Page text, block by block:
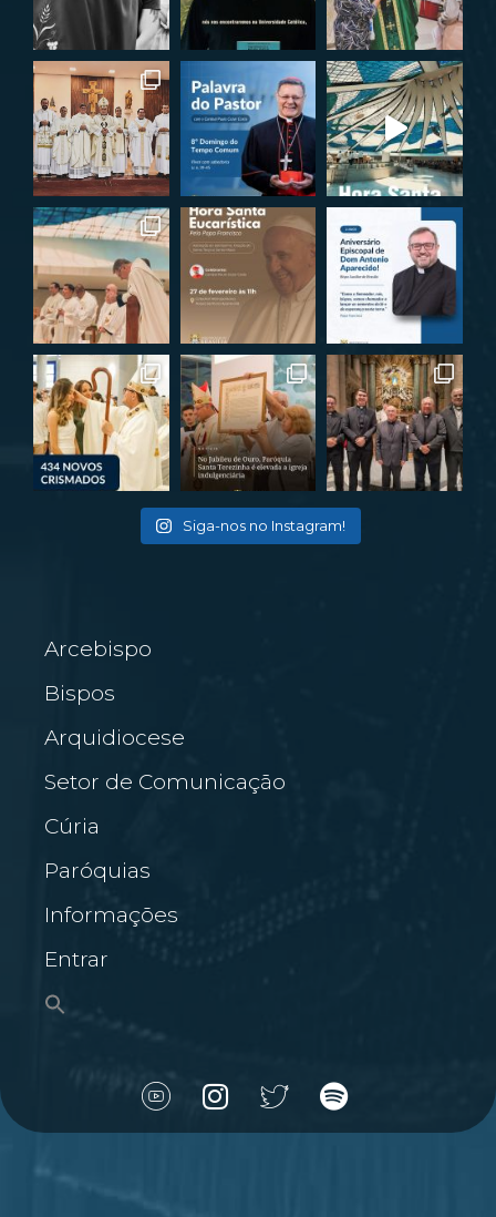
Siga-nos no Instagram!
Arcebispo
Bispos
Arquidiocese
Setor de Comunicação
Cúria
Paróquias
Informações
Entrar